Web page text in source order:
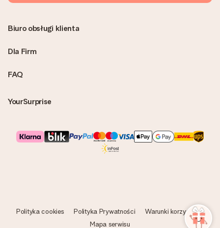
FAQ
YourSurprise
Biuro obsługi klienta
Dla Firm
Polityka cookies Polityka Prywatności
Warunki korzystania
Mapa serwisu